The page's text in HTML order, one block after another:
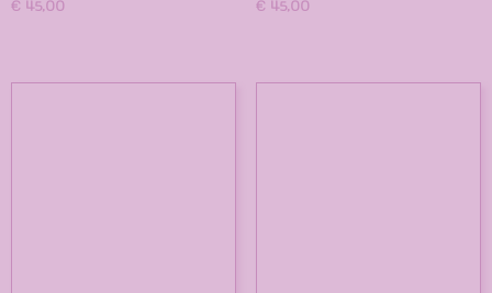
€ 45,00 € 45,00